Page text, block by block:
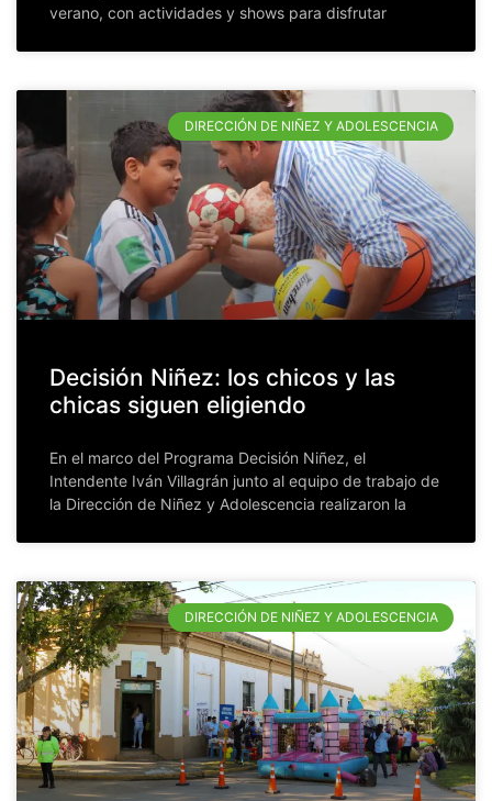
verano, con actividades y shows para disfrutar
DIRECCIÓN DE NIÑEZ Y ADOLESCENCIA
Decisión Niñez: los chicos y las
chicas siguen eligiendo
En el marco del Programa Decisión Niñez, el
Intendente Iván Villagrán junto al equipo de trabajo de
la Dirección de Niñez y Adolescencia realizaron la
DIRECCIÓN DE NIÑEZ Y ADOLESCENCIA